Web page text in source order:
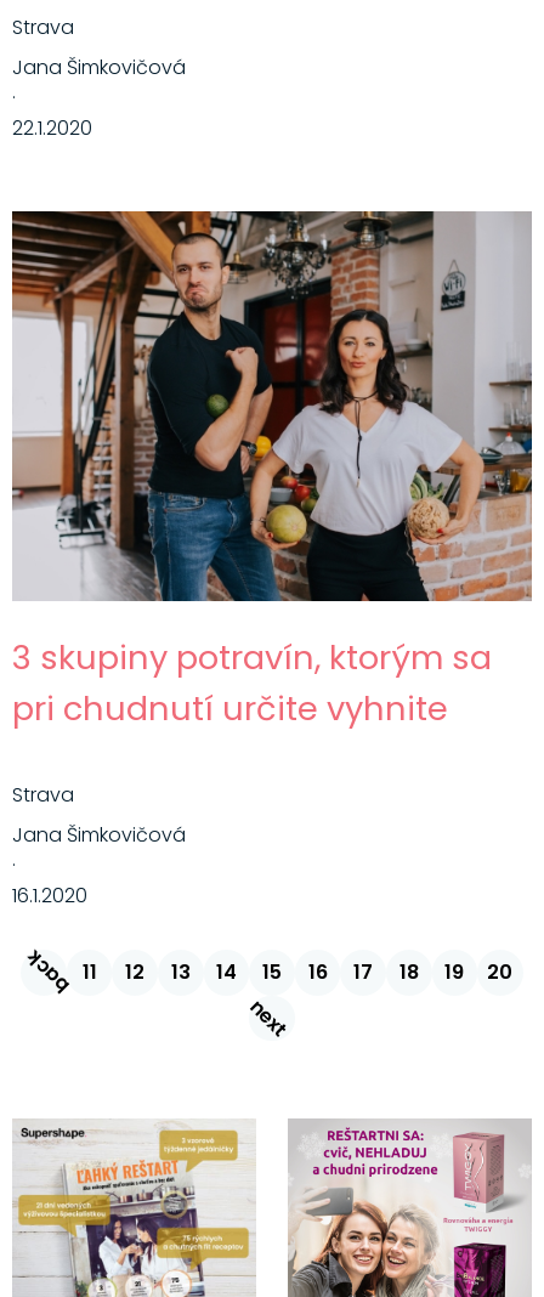
Strava
Jana Šimkovičová
·
22.1.2020
3 skupiny potravín, ktorým sa
pri chudnutí určite vyhnite
Strava
Jana Šimkovičová
·
16.1.2020
back 11 12 13 14 15 16 17 18 19 20
next